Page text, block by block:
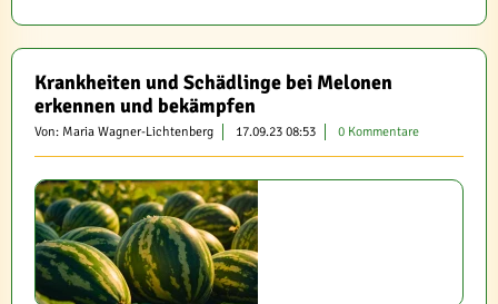
Krankheiten und Schädlinge bei Melonen
erkennen und bekämpfen
Von: Maria Wagner-Lichtenberg 17.09.23 08:53 0 Kommentare